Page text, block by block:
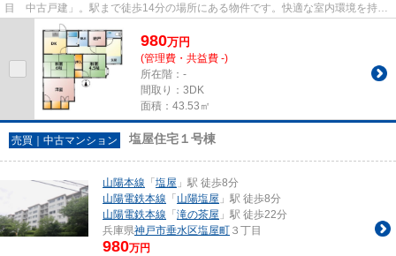
目 中古戸建」。駅まで徒歩14分の場所にある物件です。快適な室内環境を持
つ、中古の一戸建て物件となって...
980万円
(管理費・共益費 -)
所在階：-
間取り：3DK
面積：43.53㎡
売買｜中古マンション 塩屋住宅１号棟
山陽本線 「 塩屋 」駅 徒歩8分
山陽電鉄本線 「 山陽塩屋 」駅 徒歩8分
山陽電鉄本線 「 滝の茶屋 」駅 徒歩22分
兵庫県神戸市垂水区塩屋町 ３丁目
980万円